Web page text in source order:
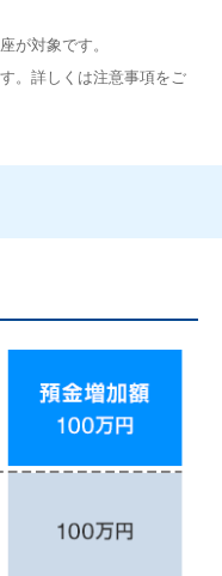
が対象です。
。詳しくは注意事項をご